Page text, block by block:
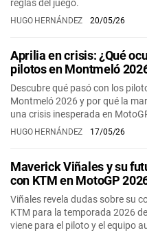
reglas del juego.
HUGO HERNÁNDEZ 20/05/26
Aprilia en crisis: ¿Qué
pilotos en Montmeló
Descubre qué pasó con los
Montmeló 2026 y por qué la
una crisis inesperada en
HUGO HERNÁNDEZ 17/05/26
Maverick Viñales y su
con KTM en MotoGP
Viñales revela dudas sobre su
KTM para la temporada 2026
viene para el piloto y el equipo